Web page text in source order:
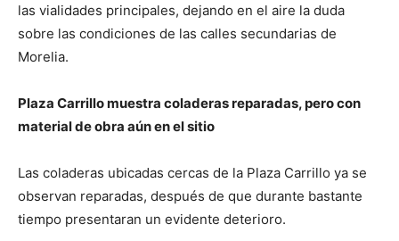
las vialidades principales, dejando en el aire la duda
sobre las condiciones de las calles secundarias de
Morelia.
Plaza Carrillo muestra coladeras reparadas, pero con
material de obra aún en el sitio
Las coladeras ubicadas cercas de la Plaza Carrillo ya se
observan reparadas, después de que durante bastante
tiempo presentaran un evidente deterioro.